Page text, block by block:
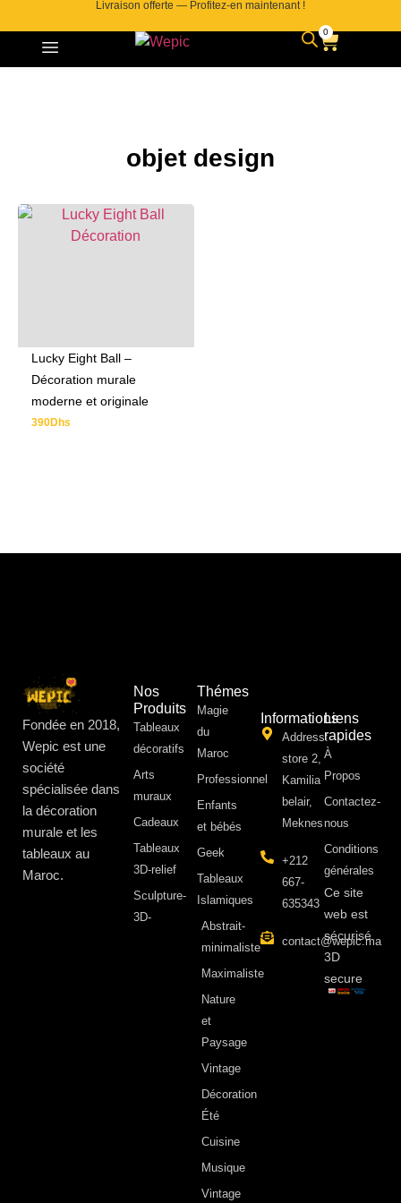
Livraison offerte — Profitez-en maintenant !
0
objet design
Lucky Eight Ball –
Décoration murale
moderne et originale
390Dhs
Fondée en 2018,
Wepic est une
société
spécialisée dans
la décoration
murale et les
tableaux au
Maroc.
Nos
Produits
Tableaux
décoratifs
Arts
muraux
Cadeaux
Tableaux
3D-relief
Sculpture-
3D-
Thémes
Magie
du
Maroc
Professionnel
Enfants
et bébés
Geek
Tableaux
Islamiques
Abstrait-
minimaliste
Maximaliste
Nature
et
Paysage
Vintage
Décoration
Été
Cuisine
Musique
Vintage
Informations
Address:
store 2,
Kamilia
belair,
Meknes
+212
667-
635343
contact@wepic.ma
Liens
rapides
À
Propos ​
Contactez-
nous
Conditions
générales
Ce site
web est
sécurisé
3D
secure